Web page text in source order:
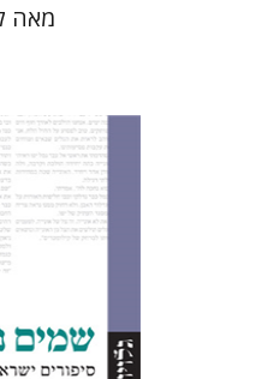
מאה
שחר